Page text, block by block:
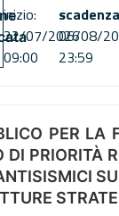
inizio:
22/07/2026
09:00
scadenza
06/08/
23:59
PER LA
DI PRIORITÀ